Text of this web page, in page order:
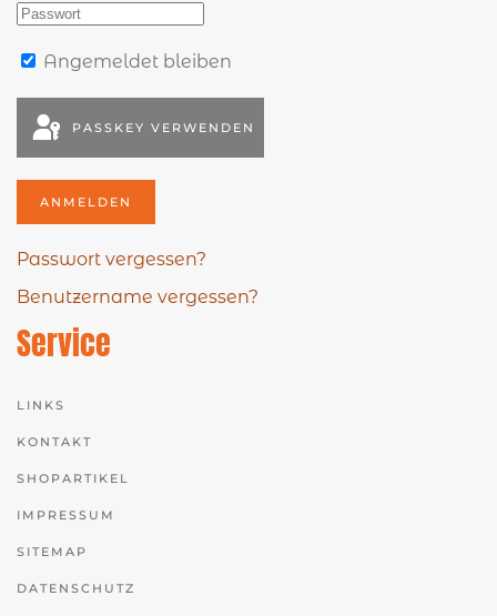
Angemeldet bleiben
PASSKEY VERWENDEN
ANMELDEN
Passwort vergessen?
Benutzername vergessen?
Service
LINKS
KONTAKT
SHOPARTIKEL
IMPRESSUM
SITEMAP
DATENSCHUTZ